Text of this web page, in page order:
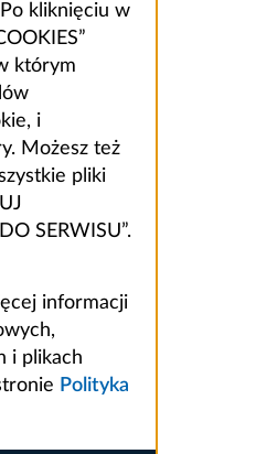
kliknięciu w
którym
i
Możesz też
pliki
SERWISU”.
informacji
i plikach
Polityka